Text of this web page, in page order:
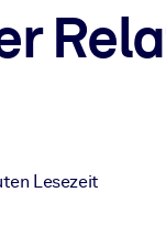
Lesezeit